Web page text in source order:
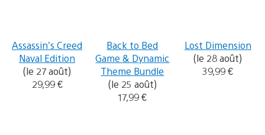
Assassin’s Creed
Naval Edition
(le 27 août)
29,99 €
Back to Bed
Game & Dynamic
Theme Bundle
(le 25 août)
17,99 €
Lost Dimension
(le 28 août)
39,99 €